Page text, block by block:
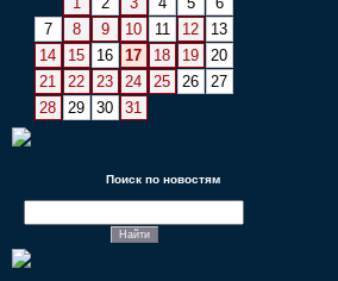
7
8 9 10 11 12
13
14
15 16 17 18 19
20
21
22 23 24 25 26
27
28
29 30 31
Поиск по новостям